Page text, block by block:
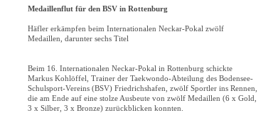
Medaillenflut für den BSV in Rottenburg
Häfler erkämpfen beim Internationalen Neckar-Pokal zwölf
Medaillen, darunter sechs Titel
Beim 16. Internationalen Neckar-Pokal in Rottenburg schickte
Markus Kohlöffel, Trainer der Taekwondo-Abteilung des Bodensee-
Schulsport-Vereins (BSV) Friedrichshafen, zwölf Sportler ins Rennen,
die am Ende auf eine stolze Ausbeute von zwölf Medaillen (6 x Gold,
3 x Silber, 3 x Bronze) zurückblicken konnten.